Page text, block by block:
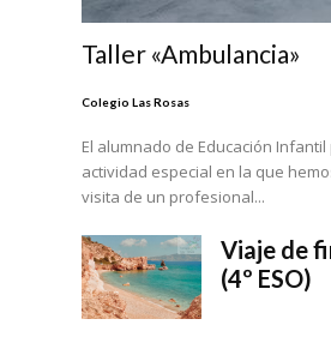
Taller «Ambulancia»
Colegio Las Rosas
El alumnado de Educación
actividad especial en la que
visita de un profesional...
Viaje de
(4º ESO)